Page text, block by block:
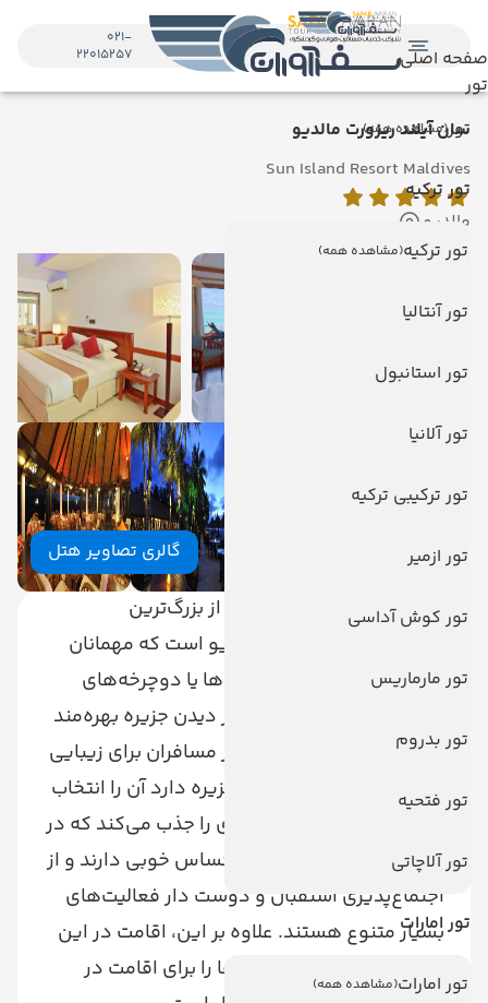
صفحه اصلی
تور
تور(مشاهده همه)
تور ترکیه
تور ترکیه(مشاهده همه)
تور آنتالیا
تور استانبول
تور آلانیا
تور ترکیبی ترکیه
تور ازمیر
تور کوش آداسی
تور مارماریس
تور بدروم
تور فتحیه
تور آلاچاتی
تور امارات
تور امارات(مشاهده همه)
021-
22015257
سان آیلند ریزورت مالدیو
Sun Island Resort Maldives
مالدیو
گالری تصاویر هتل
مجتمع تفریحی جزیره آفتاب از بزرگ‌ترین
مجتمع‌های تفریحی در مالدیو است که مهمانان
می‌توانند با قدم زدن، بوگی‌ها یا دوچرخه‌های
فرسوده با پرداخت هزینه از دیدن جزیره بهره‌مند
شوند. در حالی که بسیاری از مسافران برای زیبایی
و احساسات خوبی که این جزیره دارد آن را انتخاب
می‌کنند، جزیره آفتاب افرادی را جذب می‌کند که در
محیط‌های بزرگ مجتمع‌ها احساس خوبی دارند و از
اجتماع‌پذیری استقبال و دوست دار فعالیت‌های
بسیار متنوع هستند. علاوه بر این، اقامت در این
مجتمع یکی از کمترین نرخ‌ها را برای اقامت در